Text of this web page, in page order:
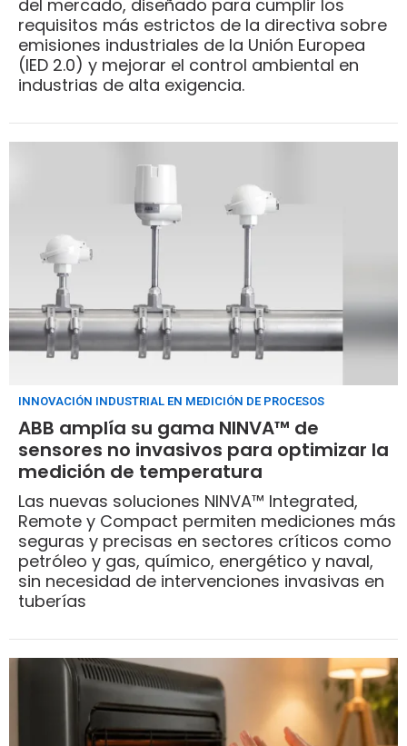
del mercado, diseñado para cumplir los
requisitos más estrictos de la directiva sobre
emisiones industriales de la Unión Europea
(IED 2.0) y mejorar el control ambiental en
industrias de alta exigencia.
INNOVACIÓN INDUSTRIAL EN MEDICIÓN DE PROCESOS
ABB amplía su gama NINVA™ de
sensores no invasivos para optimizar la
medición de temperatura
Las nuevas soluciones NINVA™ Integrated,
Remote y Compact permiten mediciones más
seguras y precisas en sectores críticos como
petróleo y gas, químico, energético y naval,
sin necesidad de intervenciones invasivas en
tuberías